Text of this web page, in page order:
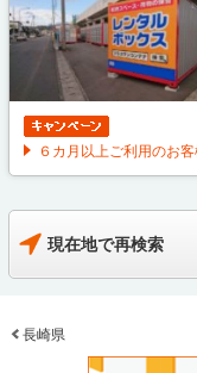
６カ月以上ご利用のお
現在地で再検索
長崎県